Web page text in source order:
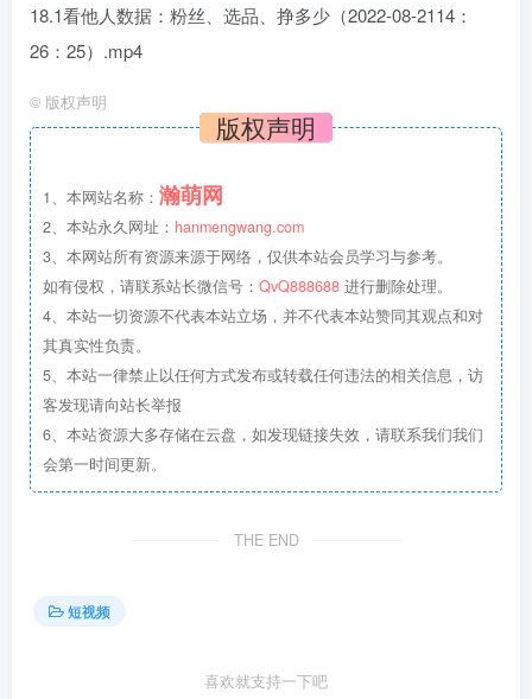
18.1看他人数据：粉丝、选品、挣多少（2022-08-2114：
26：25）.mp4
© 版权声明
版权声明
1、本网站名称： 瀚萌网
2、本站永久网址： hanmengwang.com
3、本网站所有资源来源于网络，仅供本站会员学习与参考。
如有侵权，请联系站长微信号： QvQ888688 进行删除处理。
4、本站一切资源不代表本站立场，并不代表本站赞同其观点和对
其真实性负责。
5、本站一律禁止以任何方式发布或转载任何违法的相关信息，访
客发现请向站长举报
6、本站资源大多存储在云盘，如发现链接失效，请联系我们我们
会第一时间更新。
THE END
短视频
喜欢就支持一下吧